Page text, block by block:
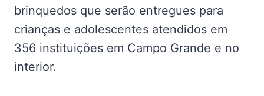
brinquedos que serão entregues para
crianças e adolescentes atendidos em
356 instituições em Campo Grande e no
interior.